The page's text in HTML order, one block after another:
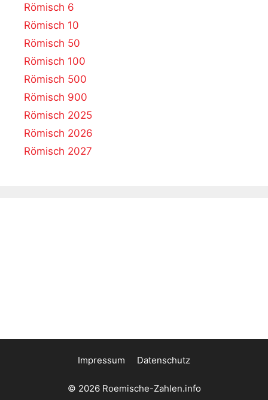
Römisch 6
Römisch 10
Römisch 50
Römisch 100
Römisch 500
Römisch 900
Römisch 2025
Römisch 2026
Römisch 2027
Impressum Datenschutz
© 2026Roemische-Zahlen.info